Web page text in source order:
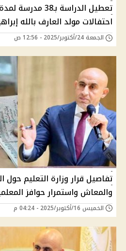
تعطيل الدراسة
احتفالات مولد العارف بالله
الجمعة 24/أكتوبر/2025 - 12:56 ص
تفاصيل قرار وزارة التعليم حول
والمعاش واستمرار حوافز
الخميس 16/أكتوبر/2025 - 04:24 م